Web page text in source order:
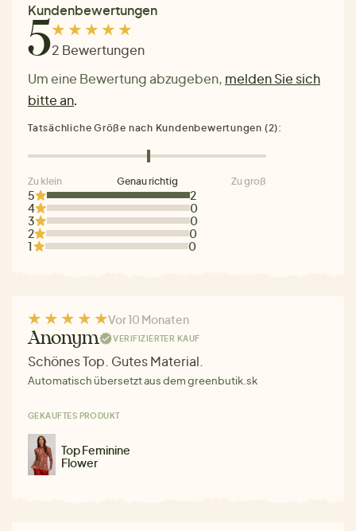
Kundenbewertungen
52 Bewertungen
Um eine Bewertung abzugeben, melden Sie sich
bitte an.
5
2
4
0
3
0
2
0
1
0
Tatsächliche Größe nach Kundenbewertungen (2):
Zu klein Genau richtig Zu groß
Vor 10 Monaten
Anonym VERIFIZIERTER KAUF
Schönes Top. Gutes Material.
Automatisch übersetzt aus dem greenbutik.sk
GEKAUFTES PRODUKT
Top Feminine
Flower